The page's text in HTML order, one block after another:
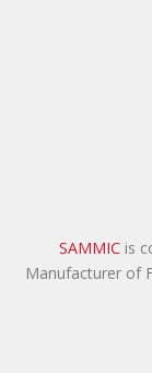
SAMMIC is
Manufacturer of